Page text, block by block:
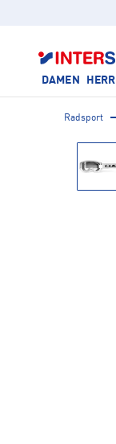
DAMEN
Radsport